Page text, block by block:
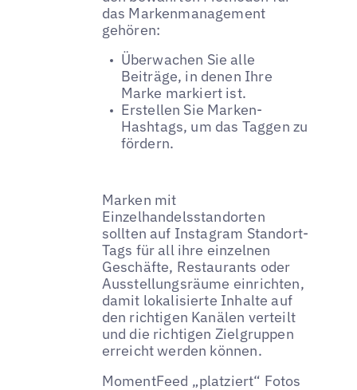
das Markenmanagement
gehören:
Überwachen Sie alle
Beiträge, in denen Ihre
Marke markiert ist.
Erstellen Sie Marken-
Hashtags, um das Taggen zu
fördern.
Marken mit
Einzelhandelsstandorten
sollten auf Instagram Standort-
Tags für all ihre einzelnen
Geschäfte, Restaurants oder
Ausstellungsräume einrichten,
damit lokalisierte Inhalte auf
den richtigen Kanälen verteilt
und die richtigen Zielgruppen
erreicht werden können.
MomentFeed „platziert“ Fotos